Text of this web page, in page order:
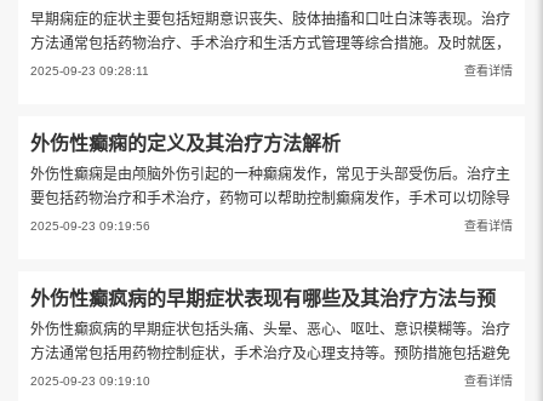
早期痫症的症状主要包括短期意识丧失、肢体抽搐和口吐白沫等表现。治疗
方法通常包括药物治疗、手术治疗和生活方式管理等综合措施。及时就医，
积极治疗，可以有效控制症状，提高生活质量。
2025-09-23 09:28:11 查看详情
外伤性癫痫的定义及其治疗方法解析
外伤性癫痫是由颅脑外伤引起的一种癫痫发作，常见于头部受伤后。治疗主
要包括药物治疗和手术治疗，药物可以帮助控制癫痫发作，手术可以切除导
致癫痫的病灶，但需谨慎选择合适的治疗方案。
2025-09-23 09:19:56 查看详情
外伤性癫疯病的早期症状表现有哪些及其治疗方法与预
防措施
外伤性癫疯病的早期症状包括头痛、头晕、恶心、呕吐、意识模糊等。治疗
方法通常包括用药物控制症状，手术治疗及心理支持等。预防措施包括避免
外伤、定期体检以及避免过度疲劳等。
2025-09-23 09:19:10 查看详情